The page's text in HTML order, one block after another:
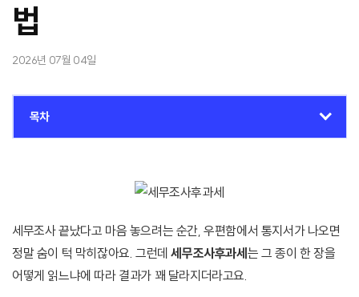
법
2026년 07월 04일
목차
세무조사 끝났다고 마음 놓으려는 순간, 우편함에서 통지서가 나오면
정말 숨이 턱 막히잖아요. 그런데세무조사후과세 는 그 종이 한 장을
어떻게 읽느냐에 따라 결과가 꽤 달라지더라고요.